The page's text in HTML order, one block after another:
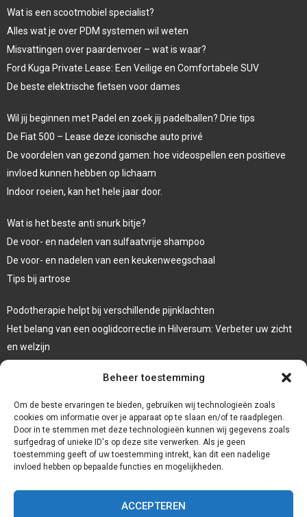
Beheer toestemming
Om de beste ervaringen te bieden, gebruiken wij technologieën zoals
cookies om informatie over je apparaat op te slaan en/of te raadplegen.
Door in te stemmen met deze technologieën kunnen wij gegevens zoals
surfgedrag of unieke ID's op deze site verwerken. Als je geen
toestemming geeft of uw toestemming intrekt, kan dit een nadelige
invloed hebben op bepaalde functies en mogelijkheden.
ACCEPTEREN
Wat is een scootmobiel specialist?
Alles wat je over PDM systemen wil weten
Misvattingen over paardenvoer – wat is waar?
Ford Kuga Private Lease: Een Veilige en Comfortabele SUV
De beste elektrische fietsen voor dames
Wil jij beginnen met Padel en zoek jij padelballen? Drie tips
De Fiat 500 – Lease deze iconische auto privé
De voordelen van gezond gamen: hoe videospellen een positieve
invloed kunnen hebben op lichaam
Indoor roeien, kan het hele jaar door.
Wat is het beste anti snurk bitje?
De voor- en nadelen van sulfaatvrije shampoo
De voor- en nadelen van een keukenweegschaal
Tips bij artrose
Podotherapie helpt bij verschillende pijnklachten
Het belang van een ooglidcorrectie in Hilversum: Verbeter uw zicht
en welzijn
Veelgebruikte behandeltechnieken in de fysiotherapie